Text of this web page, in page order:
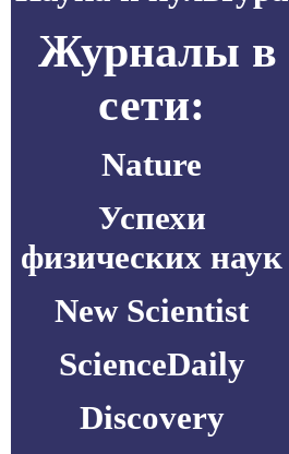
Журналы в
сети:
Nature
Успехи
физических наук
New Scientist
ScienceDaily
Discovery